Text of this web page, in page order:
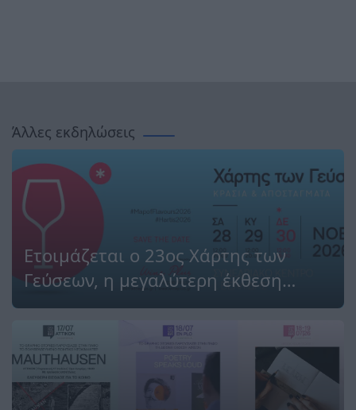
Άλλες εκδηλώσεις
Ετοιμάζεται ο 23ος Χάρτης των
Γεύσεων, η μεγαλύτερη έκθεση
κρασιού της Βόρειας Ελλάδας